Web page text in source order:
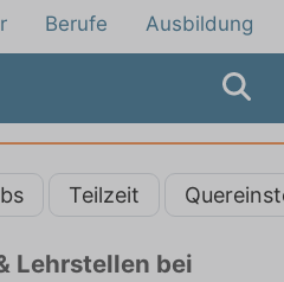
Berufe Ausbildung
Teilzeit
Lehrstellen bei